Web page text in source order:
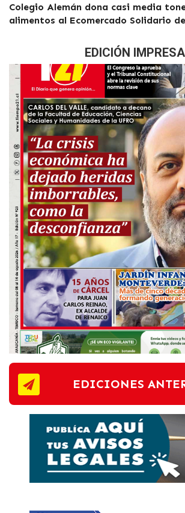
Colegio Alemán dona casi media
alimentos al Ecomercado Solidario
EDICIÓN IMPRESA
EDICIONES